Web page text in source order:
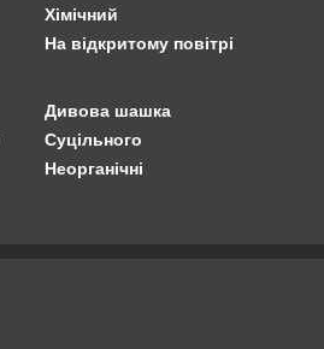
Хімічний
На відкритому повітрі
Дивова шашка
Суцільного
Неорганічні